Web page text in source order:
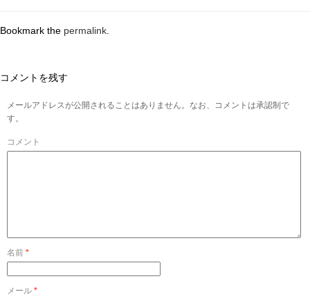
Bookmark the permalink
コメントを残す
メールアドレスが公開されることはありません。なお、コメントは承認制で
す。
コメント
名前 *
メール *